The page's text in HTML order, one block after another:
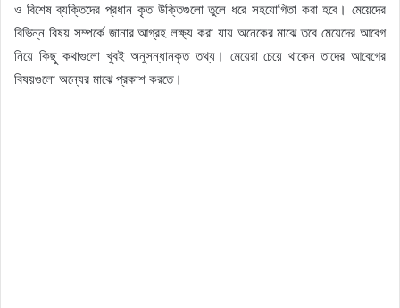
ও বিশেষ ব্যক্তিদের প্রধান কৃত উক্তিগুলো তুলে ধরে সহযোগিতা করা হবে। মেয়েদের
বিভিন্ন বিষয় সম্পর্কে জানার আগ্রহ লক্ষ্য করা যায় অনেকের মাঝে তবে মেয়েদের আবেগ
নিয়ে কিছু কথাগুলো খুবই অনুসন্ধানকৃত তথ্য। মেয়েরা চেয়ে থাকেন তাদের আবেগের
বিষয়গুলো অন্যের মাঝে প্রকাশ করতে।